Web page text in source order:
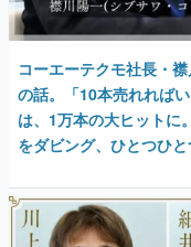
コーエーテクモ社長・
の話。「10本売れれば
は、1万本の大ヒットに
をダビング、ひとつひ